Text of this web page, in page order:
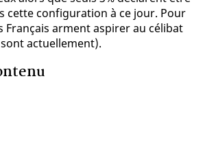
cette configuration à ce jour. Pour
Français arment aspirer au célibat
actuellement).